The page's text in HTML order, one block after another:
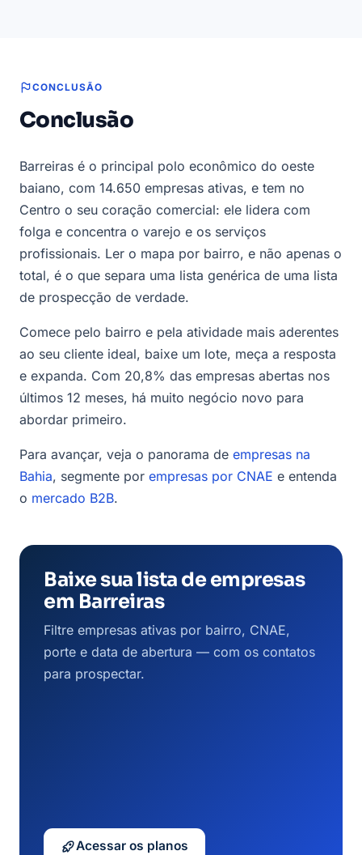
CONCLUSÃO
Conclusão
Barreiras é o principal polo econômico do oeste
baiano, com 14.650 empresas ativas, e tem no
Centro o seu coração comercial: ele lidera com
folga e concentra o varejo e os serviços
profissionais. Ler o mapa por bairro, e não apenas o
total, é o que separa uma lista genérica de uma lista
de prospecção de verdade.
Comece pelo bairro e pela atividade mais aderentes
ao seu cliente ideal, baixe um lote, meça a resposta
e expanda. Com 20,8% das empresas abertas nos
últimos 12 meses, há muito negócio novo para
abordar primeiro.
Para avançar, veja o panorama de empresas na
Bahia, segmente por empresas por CNAE e entenda
o mercado B2B.
Baixe sua lista de empresas
em Barreiras
Filtre empresas ativas por bairro, CNAE,
porte e data de abertura — com os contatos
para prospectar.
Acessar os planos